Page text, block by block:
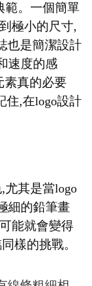
範。一個簡單
極小的尺寸,
也是簡潔設計
速度的感
素真的必要
住,在logo設計
尤其是當logo
細的鉛筆畫
能就會變得
樣的挑戰。